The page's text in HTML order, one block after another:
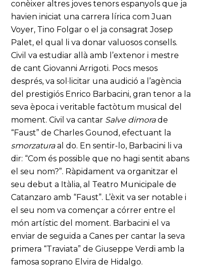
conèixer altres joves tenors espanyols que ja
havien iniciat una carrera lírica com Juan
Voyer, Tino Folgar o el ja consagrat Josep
Palet, el qual li va donar valuosos consells.
Civil va estudiar allà amb l’extenor i mestre
de cant Giovanni Arrigoti. Pocs mesos
després, va sol·licitar una audició a l’agència
del prestigiós Enrico Barbacini, gran tenor a la
seva època i veritable factòtum musical del
moment. Civil va cantar Salve dimorade
“Faust” de Charles Gounod, efectuant la
smorzaturaal do. En sentir-lo, Barbacini li va
dir: “Com és possible que no hagi sentit abans
el seu nom?”. Ràpidament va organitzar el
seu debut a Itàlia, al Teatro Municipale de
Catanzaro amb “Faust”. L’èxit va ser notable i
el seu nom va començar a córrer entre el
món artístic del moment. Barbacini el va
enviar de seguida a Canes per cantar la seva
primera “Traviata” de Giuseppe Verdi amb la
famosa soprano Elvira de Hidalgo.